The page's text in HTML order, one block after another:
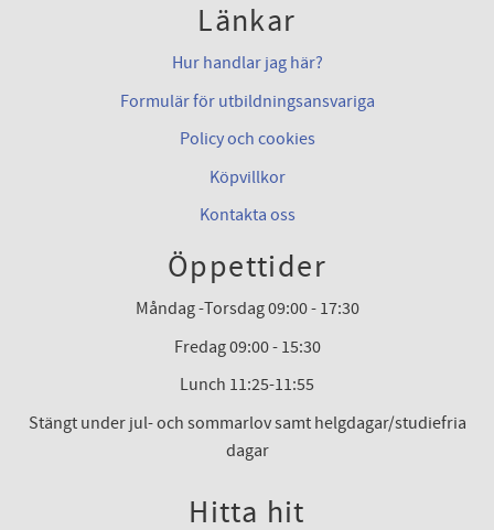
Länkar
Hur handlar jag här?
Formulär för utbildningsansvariga
Policy och cookies
Köpvillkor
Kontakta oss
Öppettider
Måndag -Torsdag 09:00 - 17:30
Fredag 09:00 - 15:30
Lunch 11:25-11:55
Stängt under jul- och sommarlov samt helgdagar/studiefria
dagar
Hitta hit